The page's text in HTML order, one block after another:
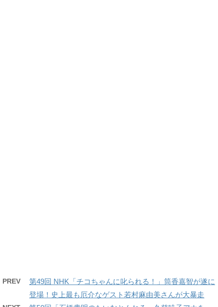
PREV
第49回 NHK「チコちゃんに叱られる！」筒香嘉智が遂に
登場！史上最も厄介なゲスト若村麻由美さんが大暴走